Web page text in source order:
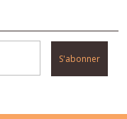
S'abonner